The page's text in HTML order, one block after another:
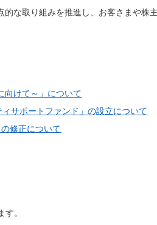
な取り組みを推進し、お客さまや株
向けて～」について
サポートファンド」の設立について
修正について
。